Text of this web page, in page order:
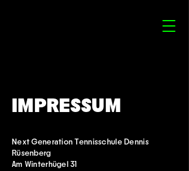
IMPRESSUM
Next Generation Tennisschule Dennis
Rüsenberg
Am Winterhügel 31